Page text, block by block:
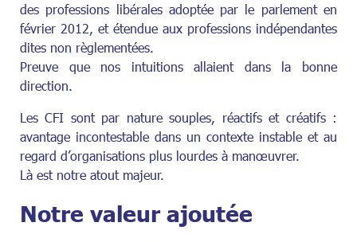
des professions libérales adoptée par le parlement en
février 2012, et étendue aux professions indépendantes
dites non règlementées.
Preuve que nos intuitions allaient dans la bonne
direction.
Les CFI sont par nature souples, réactifs et créatifs :
avantage incontestable dans un contexte instable et au
regard d’organisations plus lourdes à manœuvrer.
Là est notre atout majeur.
Notre valeur ajoutée